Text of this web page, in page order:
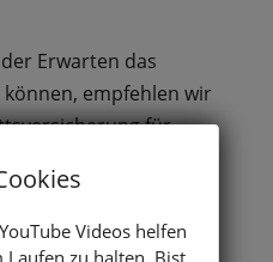
Erwarten das
empfehlen wir
für
an:
reiseversicherungen/r
Videos helfen
Laufen zu halten. Bist